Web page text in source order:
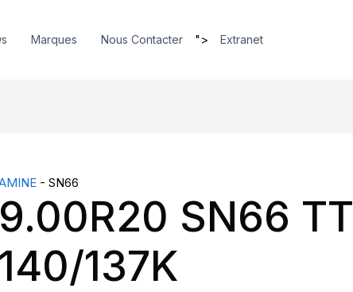
Marques Nous Contacter "> Extranet
- SN66
9.00R20 SN66 TT
140/137K